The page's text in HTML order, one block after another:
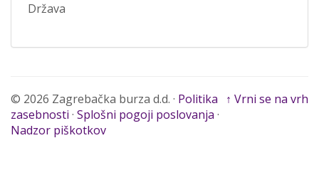
Država
↑ Vrni se na vrh
© 2026 Zagrebačka burza d.d. · Politika
zasebnosti · Splošni pogoji poslovanja ·
Nadzor piškotkov